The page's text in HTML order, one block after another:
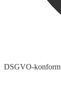
DSGVO-konform